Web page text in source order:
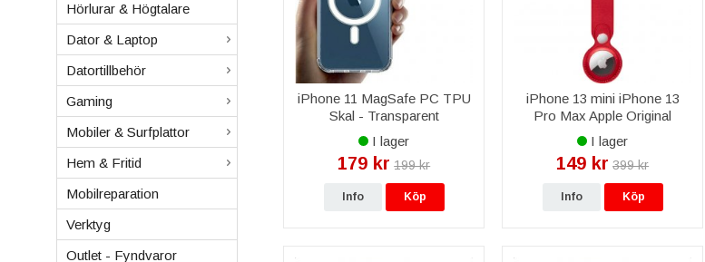
Hörlurar & Högtalare
Dator & Laptop
Datortillbehör
Gaming
Mobiler & Surfplattor
Hem & Fritid
Mobilreparation
Verktyg
Outlet - Fyndvaror
iPhone 11 MagSafe PC TPU
Skal - Transparent
I lager
179 kr 199 kr
Info Köp
iPhone 13 mini iPhone 13
Pro Max Apple Original
AirTag Leather Loop - Röd
I lager
149 kr 399 kr
Info Köp